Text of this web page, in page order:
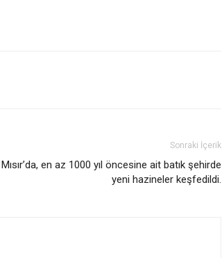
Sonraki İçerik
Mısır’da, en az 1000 yıl öncesine ait batık şehirde
yeni hazineler keşfedildi.